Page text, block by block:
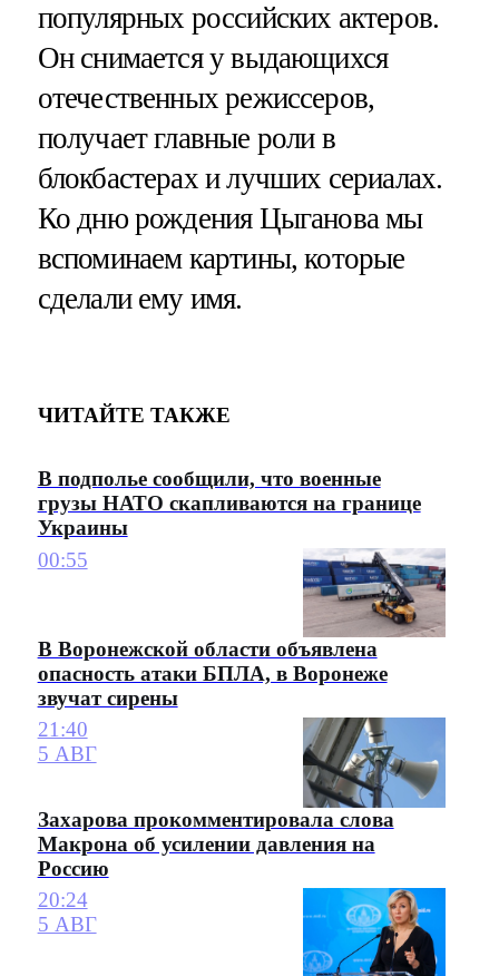
популярных российских актеров.
Он снимается у выдающихся
отечественных режиссеров,
получает главные роли в
блокбастерах и лучших сериалах.
Ко дню рождения Цыганова мы
вспоминаем картины, которые
сделали ему имя.
ЧИТАЙТЕ ТАКЖЕ
В подполье сообщили, что военные
грузы НАТО скапливаются на границе
Украины
00:55
В Воронежской области объявлена
опасность атаки БПЛА, в Воронеже
звучат сирены
21:40
5 АВГ
Захарова прокомментировала слова
Макрона об усилении давления на
Россию
20:24
5 АВГ